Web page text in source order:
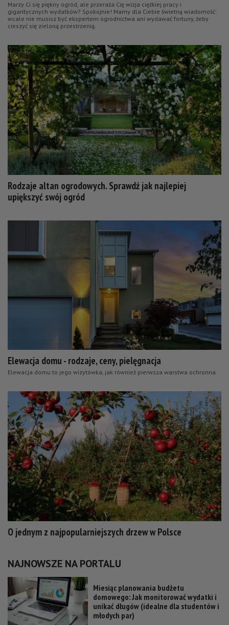
Marzy Ci się piękny ogród, ale przeraża Cię wizja ciężkiej pracy i
gigantycznych wydatków? Spokojnie! Mamy dla Ciebie świetną wiadomość:
wcale nie musisz być ekspertem ogrodnictwa ani wydawać fortuny, żeby
cieszyć się zieloną przestrzenią.
Rodzaje altan ogrodowych. Sprawdź jak najlepiej
upiększyć swój ogród
Elewacja domu - rodzaje, ceny, pielęgnacja
Elewacja domu to jego wizytówka, jak również pierwsza warstwa ochronna.
O jednym z najpopularniejszych drzew w Polsce
NAJNOWSZE NA PORTALU
Miesiąc planowania budżetu
domowego: Jak monitorować wydatki i
unikać długów (idealne dla studentów i
młodych par)